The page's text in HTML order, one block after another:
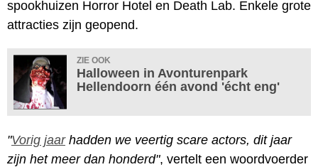
spookhuizen Horror Hotel en Death Lab. Enkele grote
attracties zijn geopend.
ZIE OOK
Halloween in Avonturenpark
Hellendoorn één avond 'écht eng'
"Vorig jaarhadden we veertig scare actors, dit jaar
zijn het meer dan honderd", vertelt een woordvoerder